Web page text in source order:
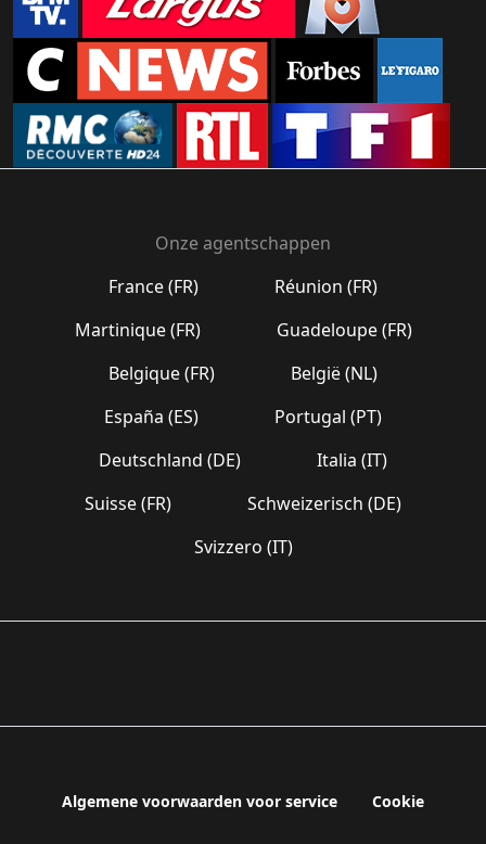
Onze agentschappen
France (FR)
Réunion (FR)
Martinique (FR)
Guadeloupe (FR)
Belgique (FR)
België (NL)
España (ES)
Portugal (PT)
Deutschland (DE)
Italia (IT)
Suisse (FR)
Schweizerisch (DE)
Svizzero (IT)
Algemene voorwaarden voor service Cookie